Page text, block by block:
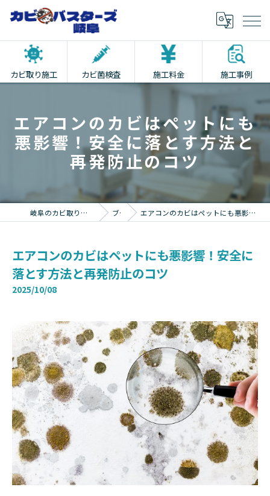
カビ取り施工 カビ菌検査 施工料金 施工事例
エアコンのカビはペットにも
悪影響！安全に落とす方法と
再発防止のコツ
岐阜のカビ取りならカビバスターズ岐阜 ブログ エアコンのカビはペットにも悪影響！安全に落とす方法と再発防止のコツ
エアコンのカビはペットにも悪影響！安全に
落とす方法と再発防止のコツ
2025/10/08